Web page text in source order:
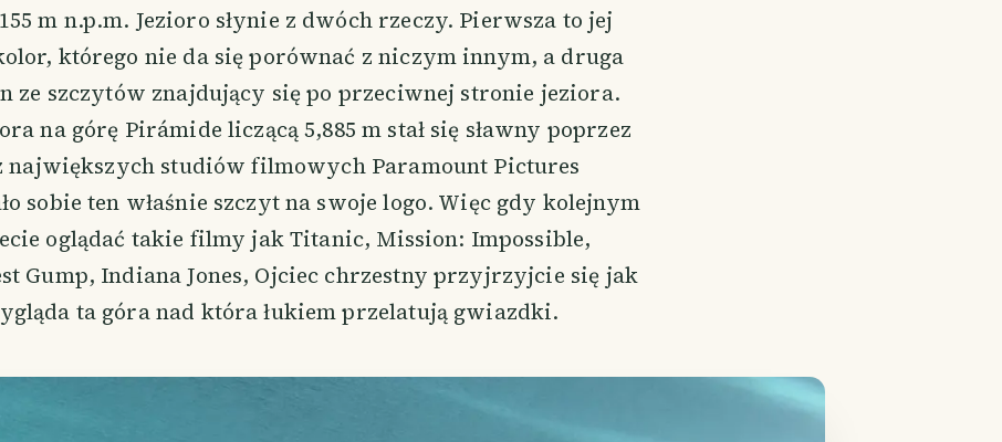
m n.p.m. Jezioro słynie z dwóch rzeczy. Pierwsza to jej
którego nie da się porównać z niczym innym, a druga
ze szczytów znajdujący się po przeciwnej stronie jeziora.
na górę Pirámide liczącą 5,885 m stał się sławny poprzez
największych studiów filmowych Paramount Pictures
sobie ten właśnie szczyt na swoje logo. Więc gdy kolejnym
oglądać takie filmy jak Titanic, Mission: Impossible,
Gump, Indiana Jones, Ojciec chrzestny przyjrzyjcie się jak
ta góra nad która łukiem przelatują gwiazdki.